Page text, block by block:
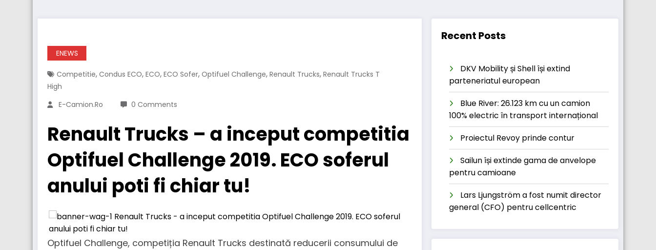
ENEWS
Competitie, Condus ECO, ECO, ECO Sofer, Optifuel Challenge, Renault Trucks, Renault Trucks T
High
E-Camion.ro
0 Comments
Renault Trucks – a inceput competitia
Optifuel Challenge 2019. ECO soferul
anului poti fi chiar tu!
Optifuel Challenge, competiția Renault Trucks destinată reducerii consumului de
Recent Posts
DKV Mobility și Shell își extind
parteneriatul european
Blue River: 26.123 km cu un camion
100% electric în transport internațional
Proiectul Revoy prinde contur
Sailun își extinde gama de anvelope
pentru camioane
Lars Ljungström a fost numit director
general (CFO) pentru cellcentric